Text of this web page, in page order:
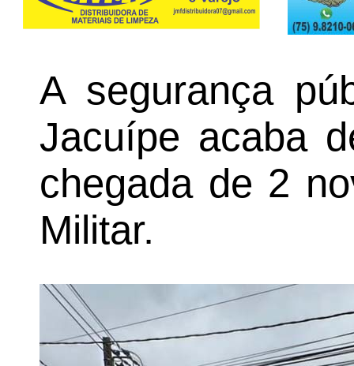
A segurança
Jacuípe acaba
chegada de 2
Militar.